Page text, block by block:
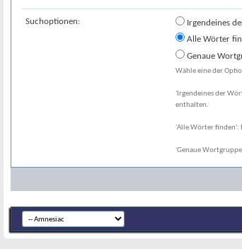
Suchoptionen:
Irgendeines
Alle Wörter
Genaue
Wähle eine der
'Irgendeines der
enthalten.
'Alle Wörter finden':
'Genaue